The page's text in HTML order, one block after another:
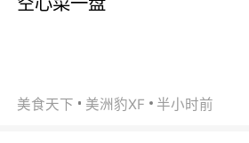
美食天下 美洲豹XF 半小时前